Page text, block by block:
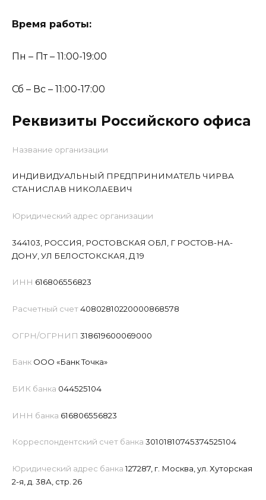
Время работы:
Пн – Пт – 11:00-19:00
Сб – Вс – 11:00-17:00
Реквизиты Российского офиса
Название организации
ИНДИВИДУАЛЬНЫЙ ПРЕДПРИНИМАТЕЛЬ ЧИРВА
СТАНИСЛАВ НИКОЛАЕВИЧ
Юридический адрес организации
344103, РОССИЯ, РОСТОВСКАЯ ОБЛ, Г РОСТОВ-НА-
ДОНУ, УЛ БЕЛОСТОКСКАЯ, Д 19
ИНН 616806556823
Расчетный счет40802810220000868578
ОГРН/ОГРНИП 318619600069000
Банк ООО «Банк Точка»
БИК банка 044525104
ИНН банка 616806556823
Корреспондентский счет банка 30101810745374525104
Юридический адрес банка127287, г. Москва, ул. Хуторская
2-я, д. 38А, стр. 26